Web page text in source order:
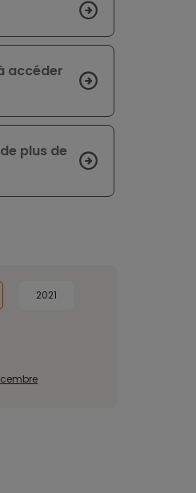
accéder
plus de
2021